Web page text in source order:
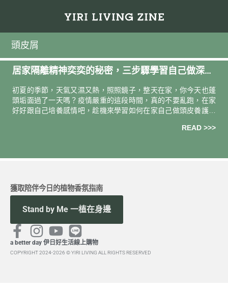
頭皮屑
居家隔離精神奕奕的秘密，三步驟學習自己做深層
初夏的季節，天氣又濕又熱，照照鏡子，整天在家，你今天也蓬
頭垢面過了一天嗎？疫情嚴重的這段時間，真的不要亂跑，在家
好好跟自己培養感情吧，趁機來學習如何在家自己做頭皮養護。
READ >>>
a better day 伊日好生活線上購物
COPYRIGHT 2024-2026 © YIRI LIVING ALL RIGHTS RESERVED
獲取陪伴今日的植物香氛指南
Stand by Me 一植在身邊